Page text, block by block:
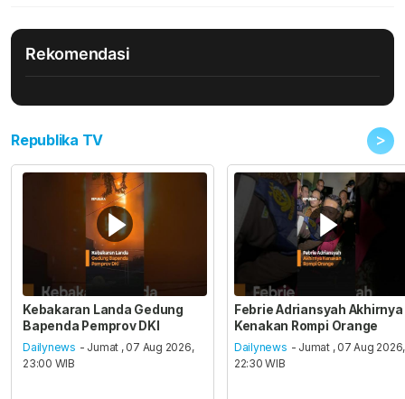
Rekomendasi
Republika TV >
Kebakaran Landa Gedung
Bapenda Pemprov DKI
Dailynews - Jumat , 07 Aug 2026,
23:00 WIB
Febrie Adriansyah Akhirnya
Kenakan Rompi Orange
Dailynews - Jumat , 07 Aug 2026,
22:30 WIB